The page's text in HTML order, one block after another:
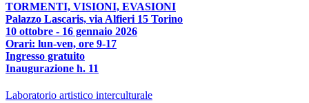
TORMENTI, VISIONI, EVASIONI
Palazzo Lascaris, via Alfieri 15 Torino
10 ottobre - 16 gennaio 2026
Orari: lun-ven, ore 9-17
Ingresso gratuito
Inaugurazione h. 11
Laboratorio artistico interculturale